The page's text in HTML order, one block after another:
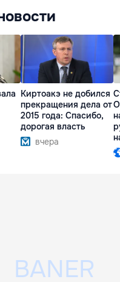
Киртоакэ не добился
прекращения дела от
2015 года: Спасибо,
дорогая власть
вчера